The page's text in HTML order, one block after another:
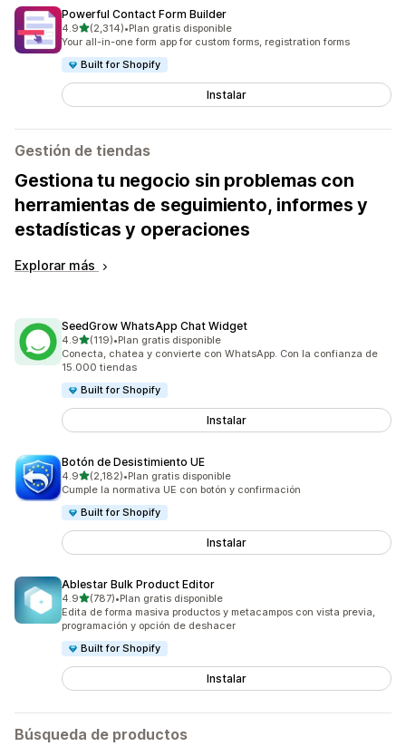
Powerful Contact Form Builder
4.9de 5 estrellas
(2,314)
2314 reseñas en total
•Plan gratis disponible
Your all-in-one form app for custom forms, registration forms
Built for Shopify
Instalar
Gestión de tiendas
Gestiona tu negocio sin problemas con
herramientas de seguimiento, informes y
estadísticas y operaciones
Explorar más
SeedGrow WhatsApp Chat Widget
4.9de 5 estrellas
(119)
119 reseñas en total
•Plan gratis disponible
Conecta, chatea y convierte con WhatsApp. Con la confianza de
15.000 tiendas
Built for Shopify
Instalar
Botón de Desistimiento UE
4.9de 5 estrellas
(2,182)
2182 reseñas en total
•Plan gratis disponible
Cumple la normativa UE con botón y confirmación
Built for Shopify
Instalar
Ablestar Bulk Product Editor
4.9de 5 estrellas
(787)
787 reseñas en total
•Plan gratis disponible
Edita de forma masiva productos y metacampos con vista previa,
programación y opción de deshacer
Built for Shopify
Instalar
Búsqueda de productos